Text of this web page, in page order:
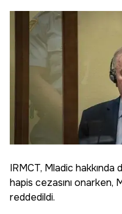
IRMCT, Mladic
hapis cezasını onarken,
reddedildi.